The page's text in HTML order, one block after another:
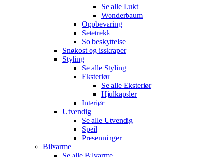
Se alle Lukt
Wonderbaum
Oppbevaring
Setetrekk
Solbeskyttelse
Snøkost og isskraper
Styling
Se alle Styling
Eksteriør
Se alle Eksteriør
Hjulkapsler
Interiør
Utvendig
Se alle Utvendig
Speil
Presenninger
Bilvarme
Se alle Bilvarme